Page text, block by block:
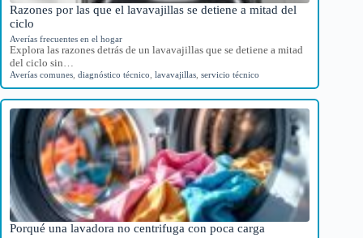
Razones por las que el lavavajillas se detiene a mitad del
ciclo
Averías frecuentes en el hogar
Explora las razones detrás de un lavavajillas que se detiene a mitad
del ciclo sin…
Averías comunes diagnóstico técnico lavavajillas servicio técnico
Porqué una lavadora no centrifuga con poca carga